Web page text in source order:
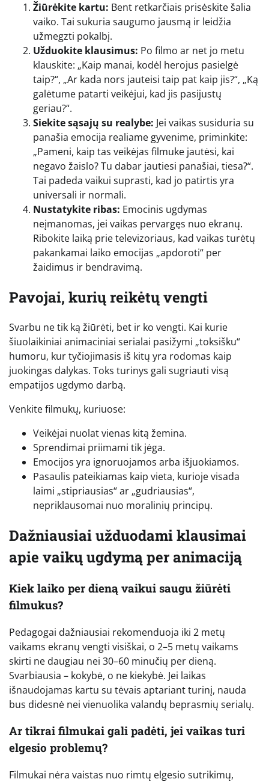
Žiūrėkite kartu: Bent retkarčiais prisėskite šalia
vaiko. Tai sukuria saugumo jausmą ir leidžia
užmegzti pokalbį.
Užduokite klausimus: Po filmo ar net jo metu
klauskite: „Kaip manai, kodėl herojus pasielgė
taip?“, „Ar kada nors jauteisi taip pat kaip jis?“, „Ką
galėtume patarti veikėjui, kad jis pasijustų
geriau?“.
Siekite sąsajų su realybe: Jei vaikas susiduria su
panašia emocija realiame gyvenime, priminkite:
„Pameni, kaip tas veikėjas filmuke jautėsi, kai
negavo žaislo? Tu dabar jautiesi panašiai, tiesa?“.
Tai padeda vaikui suprasti, kad jo patirtis yra
universali ir normali.
Nustatykite ribas: Emocinis ugdymas
neįmanomas, jei vaikas pervargęs nuo ekranų.
Ribokite laiką prie televizoriaus, kad vaikas turėtų
pakankamai laiko emocijas „apdoroti“ per
žaidimus ir bendravimą.
Pavojai, kurių reikėtų vengti
Svarbu ne tik ką žiūrėti, bet ir ko vengti. Kai kurie
šiuolaikiniai animaciniai serialai pasižymi „toksišku“
humoru, kur tyčiojimasis iš kitų yra rodomas kaip
juokingas dalykas. Toks turinys gali sugriauti visą
empatijos ugdymo darbą.
Venkite filmukų, kuriuose:
Veikėjai nuolat vienas kitą žemina.
Sprendimai priimami tik jėga.
Emocijos yra ignoruojamos arba išjuokiamos.
Pasaulis pateikiamas kaip vieta, kurioje visada
laimi „stipriausias“ ar „gudriausias“,
nepriklausomai nuo moralinių principų.
Dažniausiai užduodami klausimai
apie vaikų ugdymą per animaciją
Kiek laiko per dieną vaikui saugu žiūrėti
filmukus?
Pedagogai dažniausiai rekomenduoja iki 2 metų
vaikams ekranų vengti visiškai, o 2–5 metų vaikams
skirti ne daugiau nei 30–60 minučių per dieną.
Svarbiausia – kokybė, o ne kiekybė. Jei laikas
išnaudojamas kartu su tėvais aptariant turinį, nauda
bus didesnė nei vienuolika valandų beprasmių serialų.
Ar tikrai filmukai gali padėti, jei vaikas turi
elgesio problemų?
Filmukai nėra vaistas nuo rimtų elgesio sutrikimų,